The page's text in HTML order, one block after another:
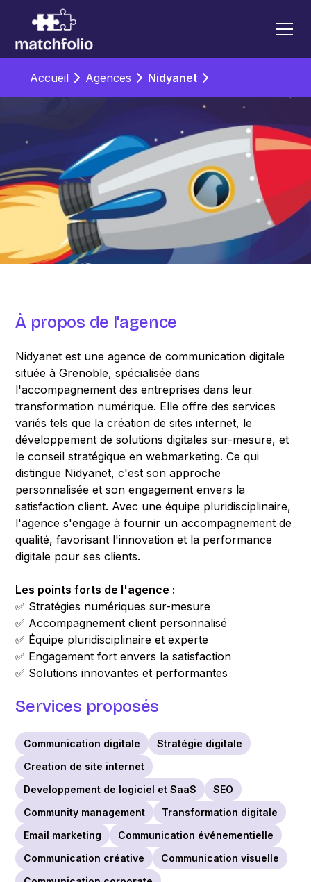
Accueil Agences Nidyanet
À propos de l'agence
Nidyanet est une agence de communication digitale
située à Grenoble, spécialisée dans
l'accompagnement des entreprises dans leur
transformation numérique. Elle offre des services
variés tels que la création de sites internet, le
développement de solutions digitales sur-mesure, et
le conseil stratégique en webmarketing. Ce qui
distingue Nidyanet, c'est son approche
personnalisée et son engagement envers la
satisfaction client. Avec une équipe pluridisciplinaire,
l'agence s'engage à fournir un accompagnement de
qualité, favorisant l'innovation et la performance
digitale pour ses clients.
Les points forts de l'agence :
✅ Stratégies numériques sur-mesure
✅ Accompagnement client personnalisé
✅ Équipe pluridisciplinaire et experte
✅ Engagement fort envers la satisfaction
✅ Solutions innovantes et performantes
Services proposés
Communication digitale
Stratégie digitale
Creation de site internet
Developpement de logiciel et SaaS
SEO
Community management
Transformation digitale
Email marketing
Communication événementielle
Communication créative
Communication visuelle